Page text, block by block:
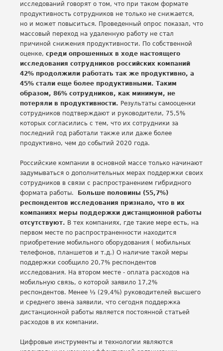
исследований говорят о том, что при таком формате
продуктивность сотрудников не только не снижается,
но и может повыситься. Проведенный опрос показал, что
массовый переход на удаленную работу не стал
причиной снижения продуктивности. По собственной
оценке, среди опрошенных в ходе настоящего
исследования сотрудников российских компаний
42% продолжили работать так же продуктивно, а
45% стали еще более продуктивными. Таким
образом, 86% сотрудников, как минимум, не
потеряли в продуктивности. Результаты самооценки
сотрудников подтверждают и руководители, 75,5%
которых согласились с тем, что их сотрудники за
последний год работали также или даже более
продуктивно, чем до событий 2020 года.
Российские компании в основной массе только начинают
задумываться о дополнительных мерах поддержки своих
сотрудников в связи с распространением гибридного
формата работы.
Больше половины (55,7%)
респондентов исследования признало, что в их
компаниях меры поддержки дистанционной работы
отсутствуют. В тех компаниях, где такие мере есть, на
первом месте по распространенности находится
приобретение мобильного оборудования ( мобильных
телефонов, планшетов и т.д.) О наличие такой меры
поддержки сообщило 20,7% респондентов
исследования. На втором месте - оплата расходов на
мобильную связь, о которой заявило 17,2%
респондентов. Менее ⅓ (29,4%) руководителей высшего
и среднего звена заявили, что сегодня поддержка
дистанционной работы является постоянной статьей
расходов в их компании.
Цифровые инструменты и технологии являются